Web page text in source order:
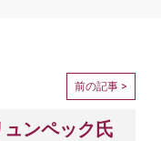
前の記事 >
ンペック氏